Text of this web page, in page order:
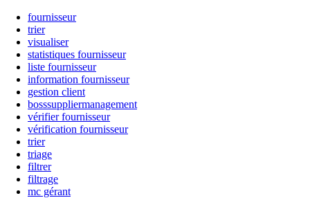
fournisseur
trier
visualiser
statistiques fournisseur
liste fournisseur
information fournisseur
gestion client
bosssuppliermanagement
vérifier fournisseur
vérification fournisseur
trier
triage
filtrer
filtrage
mc gérant